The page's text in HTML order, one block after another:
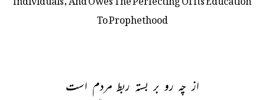
To Prophethood
از چہ رو بر بستہ ربط مردم است